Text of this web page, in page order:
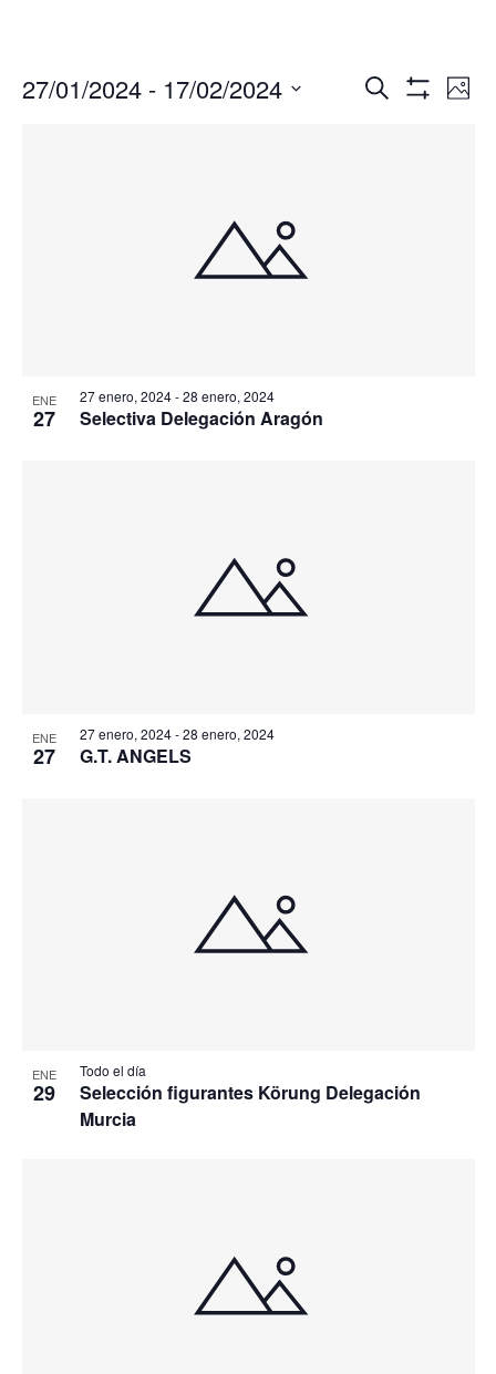
Buscar
de
Foto
27/01/2024 - 17/02/2024
ENE
27
27 enero, 2024-28 enero, 2024
Selectiva Delegación Aragón
ENE
27
27 enero, 2024-28 enero, 2024
G.T. ANGELS
ENE
29
Todo el día
Selección figurantes Körung Delegación
Murcia